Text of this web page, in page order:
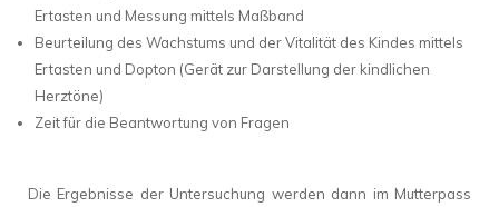
Ertasten und Messung mittels Maßband
Beurteilung des Wachstums und der Vitalität des Kindes mittels
Ertasten und Dopton (Gerät zur Darstellung der kindlichen
Herztöne)
Zeit für die Beantwortung von Fragen
Die Ergebnisse der Untersuchung werden dann im Mutterpass